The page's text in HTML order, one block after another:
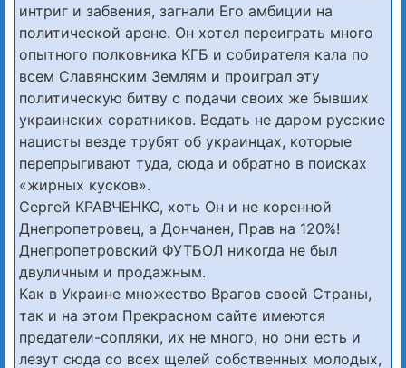
интриг и забвения, загнали Его амбиции на
политической арене. Он хотел переиграть много
опытного полковника КГБ и собирателя кала по
всем Славянским Землям и проиграл эту
политическую битву с подачи своих же бывших
украинских соратников. Ведать не даром русские
нацисты везде трубят об украинцах, которые
перепрыгивают туда, сюда и обратно в поисках
«жирных кусков».
Сергей КРАВЧЕНКО, хоть Он и не коренной
Днепропетровец, а Дончанен, Прав на 120%!
Днепропетровский ФУТБОЛ никогда не был
двуличным и продажным.
Как в Украине множество Врагов своей Страны,
так и на этом Прекрасном сайте имеются
предатели-сопляки, их не много, но они есть и
лезут сюда со всех щелей собственных молодых,